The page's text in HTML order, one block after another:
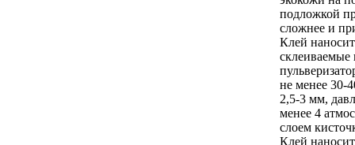
подложкой
сложнее и
Клей
склеиваемые
не менее 30-
2,5-3 мм,
менее 4
слоем
Клей